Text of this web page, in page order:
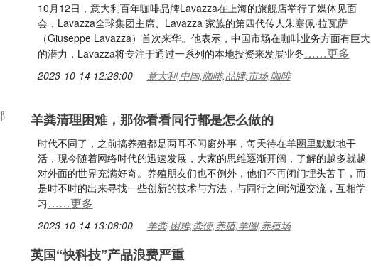
10月12日，意大利百年咖啡品牌Lavazza在上海的旗舰店举行了媒体见面
会，Lavazza全球集团主席、Lavazza 家族的第四代传人朱塞佩·拉瓦萨
（Giuseppe Lavazza）首次来华。他表示，中国市场在咖啡业务方面有巨大
的潜力，Lavazza将专注于通过一系列的本地投资来发展业务……更多
2023-10-14 12:26:00 意大利,中国,咖啡,品牌,市场,咖啡
羊粪清理困难，那你看看同行都是怎么做的
时代不同了，之前搞养殖都是两耳不闻窗外事，每天待在羊圈里默默地干
活，现今随着网络时代的迅速发展，大家的思维逐渐开阔，了解的越多就越
对外面的世界充满好奇。养殖朋友们也不例外，他们不再闭门埋头苦干，而
是时不时的出来寻找一些创新的技术与方法，与同行之间沟通交流，互相学
习……更多
2023-10-14 13:08:00 羊粪,困难,粪便,养殖,羊圈,养殖场
英国“快科技”产品浪费严重